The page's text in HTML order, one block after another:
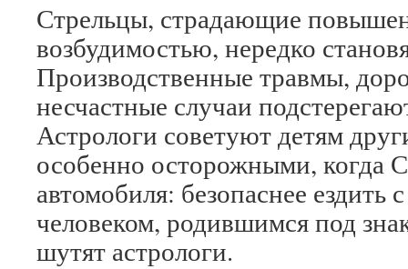
Стрельцы, страдающие
возбудимостью, нередко
Производственные травмы,
несчастные случаи
Астрологи советуют детям
особенно осторожными, когда
автомобиля: безопаснее ездить
человеком, родившимся под
шутят астрологи.